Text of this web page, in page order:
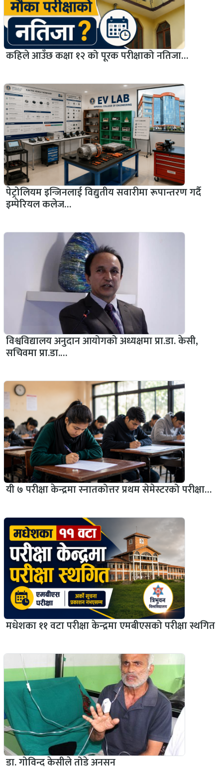
कहिले आउँछ कक्षा १२ को पूरक परीक्षाको नतिजा…
पेट्रोलियम इन्जिनलाई विद्युतीय सवारीमा रूपान्तरण गर्दै
इम्पेरियल कलेज…
विश्वविद्यालय अनुदान आयोगको अध्यक्षमा प्रा.डा. केसी,
सचिवमा प्रा.डा.…
यी ७ परीक्षा केन्द्रमा स्नातकोत्तर प्रथम सेमेस्टरको परीक्षा…
मधेशका ११ वटा परीक्षा केन्द्रमा एमबीएसको परीक्षा स्थगित
डा. गोविन्द केसीले तोडे अनसन